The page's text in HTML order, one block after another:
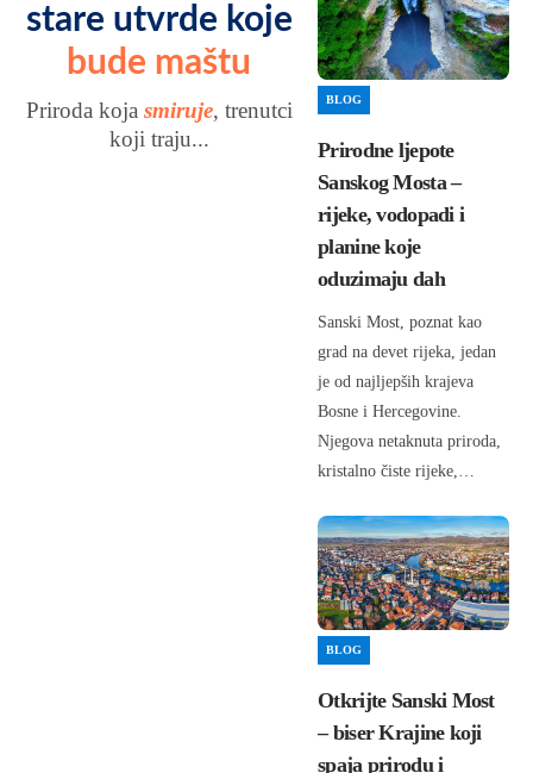
stare utvrde koje
bude maštu
Priroda koja smiruje, trenutci
koji traju...
BLOG
Prirodne ljepote
Sanskog Mosta –
rijeke, vodopadi i
planine koje
oduzimaju dah
Sanski Most, poznat kao
grad na devet rijeka, jedan
je od najljepših krajeva
Bosne i Hercegovine.
Njegova netaknuta priroda,
kristalno čiste rijeke,…
BLOG
Otkrijte Sanski Most
– biser Krajine koji
spaja prirodu i